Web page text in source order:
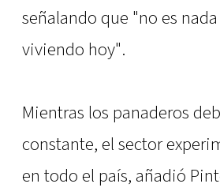
señalando que "no es
viviendo hoy".
Mientras los panaderos
constante, el sector
en todo el país, añadió